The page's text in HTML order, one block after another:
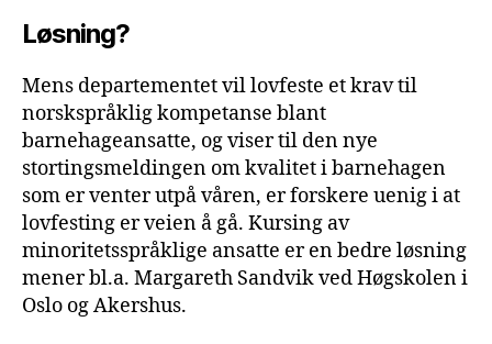
Løsning?
Mens departementet vil lovfeste et krav til
norskspråklig kompetanse blant
barnehageansatte, og viser til den nye
stortingsmeldingen om kvalitet i barnehagen
som er venter utpå våren, er forskere uenig i at
lovfesting er veien å gå. Kursing av
minoritetsspråklige ansatte er en bedre løsning
mener bl.a. Margareth Sandvik ved Høgskolen i
Oslo og Akershus.